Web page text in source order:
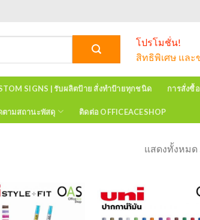
โปรโมชั่น!
สิทธิพิเศษ และ
SIGNS | รับผลิตป้าย สั่งทำป้ายทุกชนิด การสั่งซื้
ตามสถานะพัสดุ ติดต่อ OFFICEACESHOP
แสดงทั้งหมด